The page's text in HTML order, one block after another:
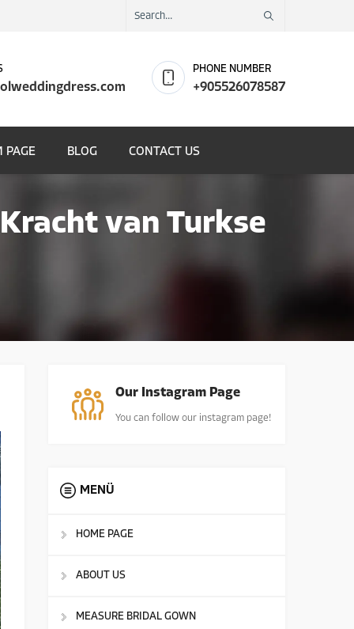
PHONE NUMBER
+905526078587
PAGE BLOG CONTACT US
van Turkse
Our Instagram Page
You can follow our instagram page!
MENÜ
HOME PAGE
ABOUT US
MEASURE BRIDAL GOWN